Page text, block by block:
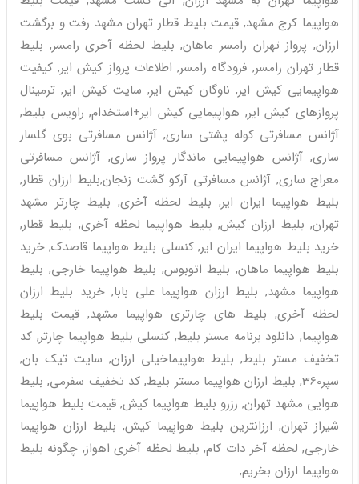
هواپیما کرج مشهد, قیمت بلیط قطار تهران مشهد رفت و برگشت
ارزان, پرواز تهران رامسر ماهان, بلیط لحظه آخری رامسر, بلیط
قطار تهران رامسر, فرودگاه رامسر, اطلاعات پرواز کیش ایر, کیفیت
هواپیمایی کیش ایر, ناوگان کیش ایر, سایت کیش ایر, ترمینال
پروازهای کیش ایر, هواپیمایی کیش ایر+استخدام, راویس بلیط,
آژانس مسافرتی کوله پشتی ساری, آژانس مسافرتی بوی گلسار
ساری, آژانس هواپیمایی ماندگار پرواز ساری, آژانس مسافرتی
معراج ساری, آژانس مسافرتی آرکو گشت زنجان,بلیط ارزان قطار,
بلیط هواپیما ایران ایر, بلیط لحظه آخری, بلیط چارتر مشهد
تهران, بلیط ارزان کیش, بلیط هواپیما لحظه آخری, بلیط قطار,
خرید بلیط هواپیما ایران ایر, کنسلی بلیط هواپیما قاصدک, خرید
بلیط هواپیما ماهان, بلیط اتوبوس, بلیط هواپیما خارجی, بلیط
هواپیما مشهد, بلیط ارزان هواپیما علی بابا, خرید بلیط ارزان
لحظه آخری, بلیط های چارتری هواپیما مشهد, قیمت بلیط
هواپیما, دانلود برنامه مستر بلیط, کنسلی بلیط هواپیما چارتر, کد
تخفیف مستر بلیط, بلیط هواپیماخیلی ارزان, سایت تیک بان,
سپر360, بلیط ارزان هواپیما مستر بلیط, کد تخفیف سفرمی, بلیط
هوایی مشهد تهران, رزرو بلیط هواپیما کیش, قیمت بلیط هواپیما
شیراز تهران, ارزانترین بلیط هواپیما کیش, بلیط ارزان هواپیما
خارجی, لحظه آخر دات کام, بلیط لحظه آخری اهواز, چگونه بلیط
هواپیما ارزان بخریم,